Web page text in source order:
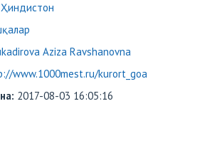
Ҳиндистон
Aziza Ravshanovna
www.1000mest.ru/kurort_goa
2017-08-03 16:05:16